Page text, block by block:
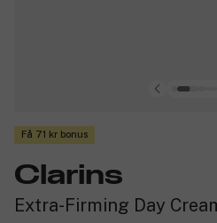
Få 71 kr bonus
Clarins
Extra-Firming Day